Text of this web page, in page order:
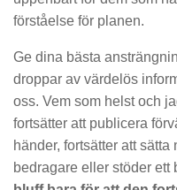
förståelse för planen.
Ge dina bästa
droppar av värdelös
oss. Vem som helst och
fortsätter att publicera
händer, fortsätter att
bedragare eller stöder ett